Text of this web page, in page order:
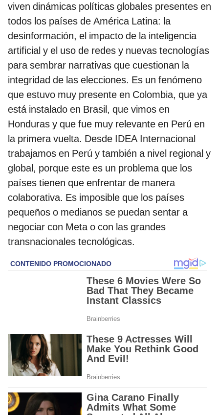
viven dinámicas políticas globales presentes en
todos los países de América Latina: la
desinformación, el impacto de la inteligencia
artificial y el uso de redes y nuevas tecnologías
para sembrar narrativas que cuestionan la
integridad de las elecciones. Es un fenómeno
que estuvo muy presente en Colombia, que ya
está instalado en Brasil, que vimos en
Honduras y que fue muy relevante en Perú en
la primera vuelta. Desde IDEA Internacional
trabajamos en Perú y también a nivel regional y
global, porque este es un problema que los
países tienen que enfrentar de manera
colaborativa. Es imposible que los países
pequeños o medianos se puedan sentar a
negociar con Meta o con las grandes
transnacionales tecnológicas.